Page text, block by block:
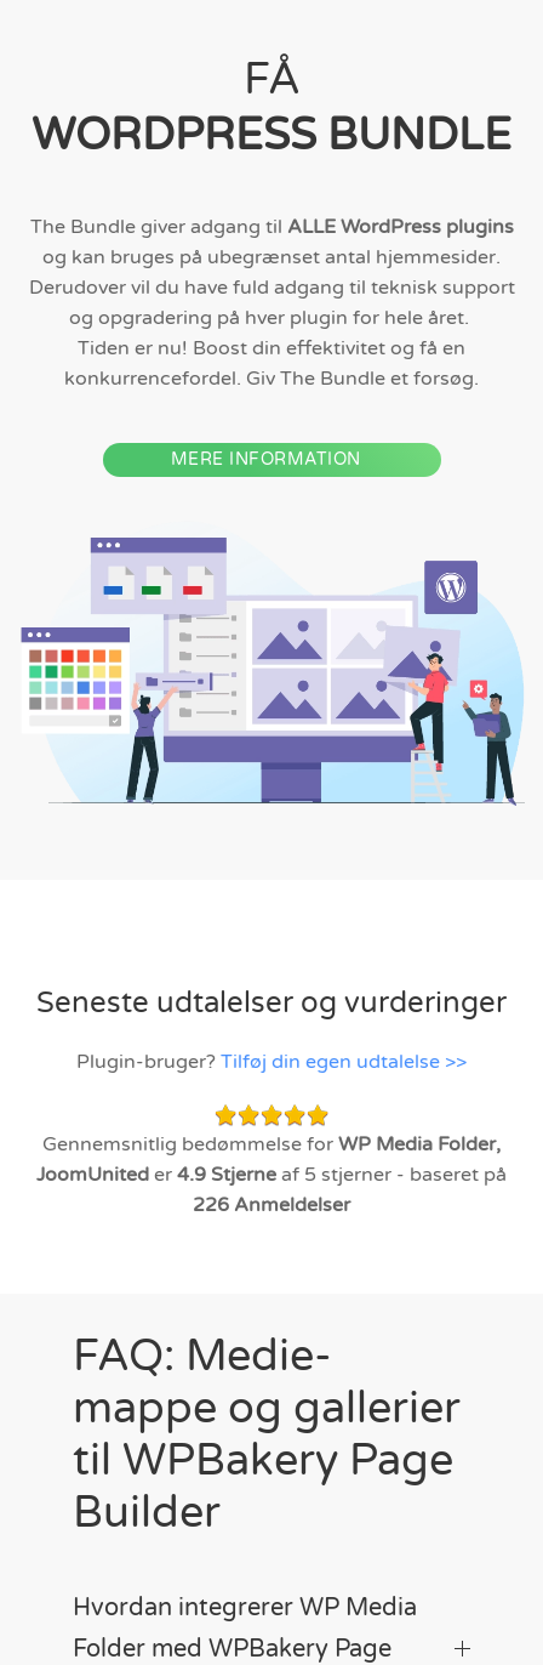
FÅ
WORDPRESS BUNDLE
The Bundle giver adgang til ALLE WordPress plugins
og kan bruges på ubegrænset antal hjemmesider.
Derudover vil du have fuld adgang til teknisk support
og opgradering på hver plugin for hele året.
Tiden er nu! Boost din effektivitet og få en
konkurrencefordel. Giv The Bundle et forsøg.
MERE INFORMATION
Seneste udtalelser og vurderinger
Plugin-bruger? Tilføj din egen udtalelse >>
Gennemsnitlig bedømmelse for WP Media Folder,
JoomUnited er 4.9 Stjerne af 5 stjerner - baseret på
226 Anmeldelser
FAQ: Medie-
mappe og gallerier
til WPBakery Page
Builder
Hvordan integrerer WP Media
Folder med WPBakery Page